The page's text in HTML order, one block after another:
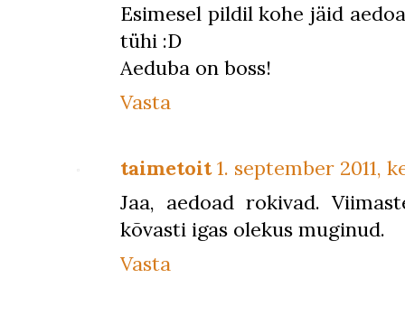
Esimesel pildil kohe jäid
tühi :D
Aeduba on boss!
Vasta
taimetoit 1. september 2011,
Jaa, aedoad rokivad.
kõvasti igas olekus muginud.
Vasta